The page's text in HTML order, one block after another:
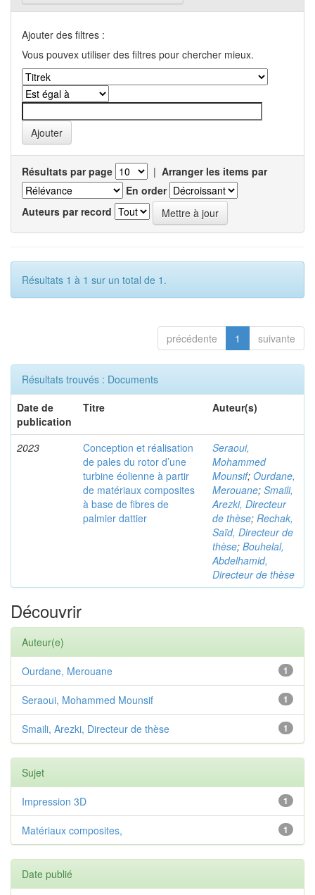
Ajouter des filtres :
Vous pouvex utiliser des filtres pour chercher mieux.
Résultats par page | Arranger les items par
En order
Auteurs par record
Résultats 1 à 1 sur un total de 1.
précédente 1 suivante
Résultats trouvés : Documents
Date de
publication
Titre Auteur(s)
2023
Conception et réalisation
de pales du rotor d’une
turbine éolienne à partir
de matériaux composites
à base de fibres de
palmier dattier
Seraoui,
Mohammed
Mounsif; Ourdane,
Merouane; Smaili,
Arezki, Directeur
de thèse; Rechak,
Saïd, Directeur de
thèse; Bouhelal,
Abdelhamid,
Directeur de thèse
Découvrir
Auteur(e)
1
Ourdane, Merouane
1
Seraoui, Mohammed Mounsif
1
Smaili, Arezki, Directeur de thèse
Sujet
1
Impression 3D
1
Matériaux composites,
Date publié